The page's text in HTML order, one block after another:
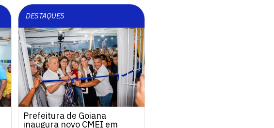
DESTAQUES
Prefeitura de Goiana
inaugura novo CMEI em